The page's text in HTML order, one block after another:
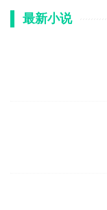
最新小说